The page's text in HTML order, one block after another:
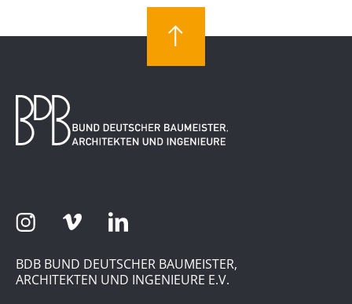
BDB BUND DEUTSCHER BAUMEISTER,
ARCHITEKTEN UND INGENIEURE E.V.